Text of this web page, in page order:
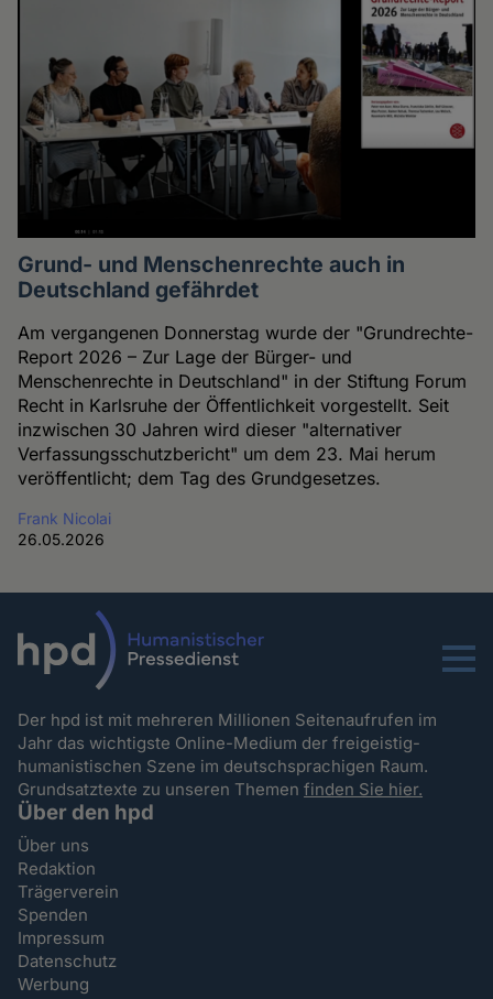
Grund- und Menschenrechte auch in
Deutschland gefährdet
Am vergangenen Donnerstag wurde der "Grundrechte-
Report 2026 – Zur Lage der Bürger- und
Menschenrechte in Deutschland" in der Stiftung Forum
Recht in Karlsruhe der Öffentlichkeit vorgestellt. Seit
inzwischen 30 Jahren wird dieser "alternativer
Verfassungsschutzbericht" um dem 23. Mai herum
veröffentlicht; dem Tag des Grundgesetzes.
Frank Nicolai
26.05.2026
Menu
Der hpd ist mit mehreren Millionen Seitenaufrufen im
Jahr das wichtigste Online-Medium der freigeistig-
humanistischen Szene im deutschsprachigen Raum.
Grundsatztexte zu unseren Themenfinden Sie hier.
Über den hpd
Über uns
Redaktion
Trägerverein
Spenden
Impressum
Datenschutz
Werbung